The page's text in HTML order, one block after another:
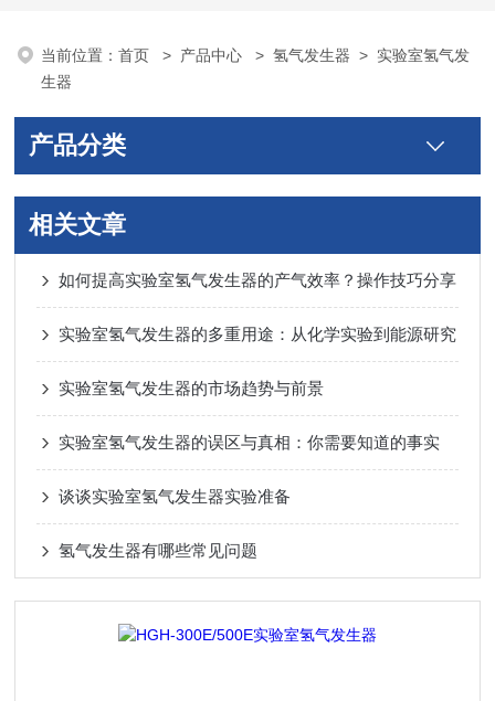
当前位置：首页 > 产品中心 >氢气发生器 > 实验室氢气发
生器
产品分类
相关文章
如何提高实验室氢气发生器的产气效率？操作技巧分享
实验室氢气发生器的多重用途：从化学实验到能源研究
实验室氢气发生器的市场趋势与前景
实验室氢气发生器的误区与真相：你需要知道的事实
谈谈实验室氢气发生器实验准备
氢气发生器有哪些常见问题